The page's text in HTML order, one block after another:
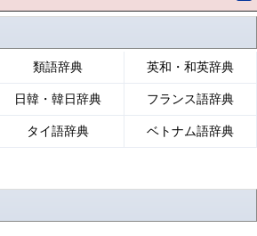
類語辞典 英和・和英辞典
日韓・韓日辞典 フランス語辞典
タイ語辞典 ベトナム語辞典